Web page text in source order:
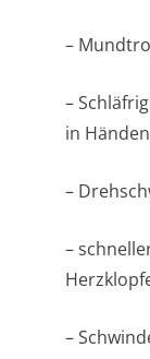
–
–
in
–
–
–